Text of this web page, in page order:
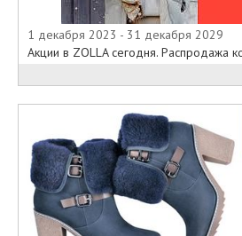
1 декабря 2023 - 31 декабря 2029
Акции в ZOLLA сегодня. Распродажа